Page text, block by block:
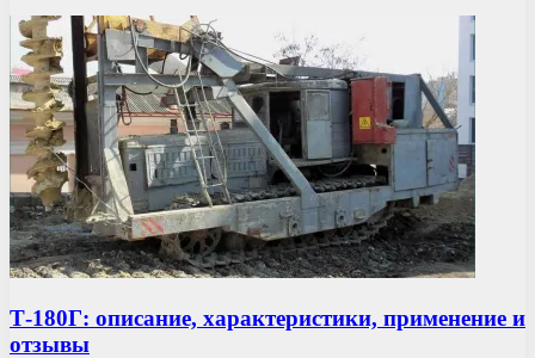
Т-180Г: описание, характеристики, применение и
отзывы